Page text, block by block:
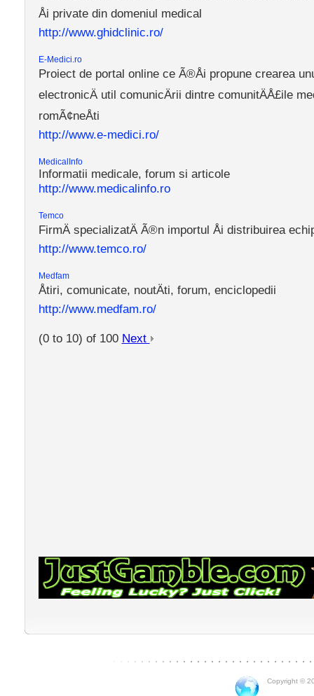
Åi private din domeniul medical
http://www.ghidclinic.ro/
E-Medici.ro
Proiect de portal online ce Ã®Åi propune crearea
electronicÄ util comunicÄrii dintre comunitÄÅ£ile
romÃ¢neÅti
http://www.e-medici.ro/
MedicalInfo
Informatii medicale, forum si articole
http://www.medicalinfo.ro
Temco
FirmÄ specializatÄ Ã®n importul Åi distribuirea
http://www.temco.ro/
Medfam
Åtiri, comunicate, noutÄti, forum, enciclopedii
http://www.medfam.ro/
(0 to 10) of 100 Next
Copyright ©